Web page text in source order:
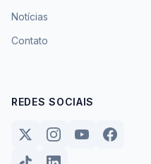
Notícias
Contato
REDES SOCIAIS